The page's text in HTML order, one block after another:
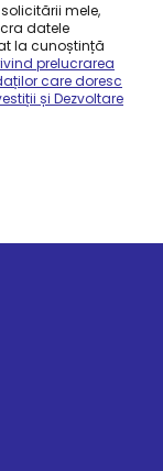
mele,
datele
la cunoștință
prelucrarea
care doresc
și Dezvoltare